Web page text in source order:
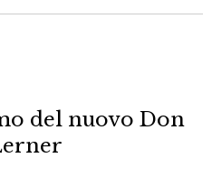
del nuovo Don